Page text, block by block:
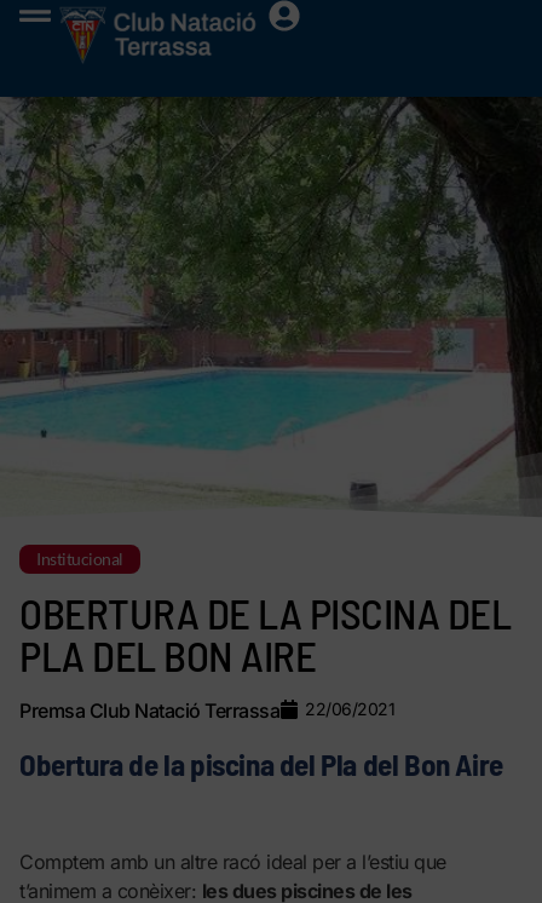
Institucional
OBERTURA DE LA PISCINA DEL
PLA DEL BON AIRE
Premsa Club Natació Terrassa 22/06/2021
Obertura de la piscina del Pla del Bon Aire
Comptem amb un altre racó ideal per a l’estiu que
t’animem a conèixer: les dues piscines de les